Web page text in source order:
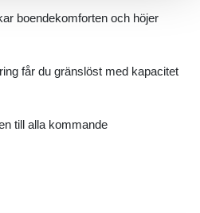
boendekomforten och höjer
får du gränslöst med kapacitet
till alla kommande